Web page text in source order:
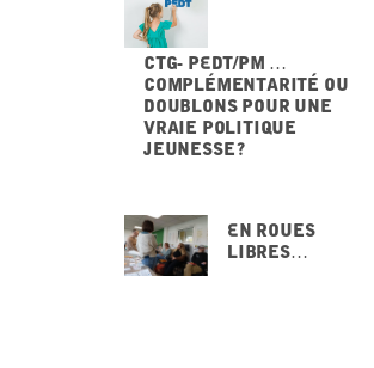
CTG- PEdT/PM …
Complémentarité ou
doublons pour une
vraie politique
jeunesse ?
En Roues
Libres…